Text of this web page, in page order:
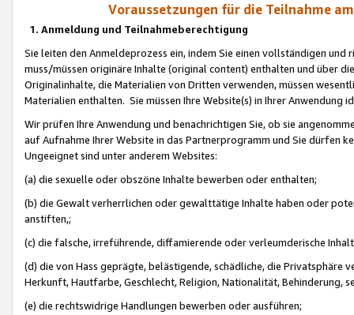
Voraussetzungen für die Teilnahme
1. Anmeldung und Teilnahmeberechtigung
Sie leiten den Anmeldeprozess ein, indem Sie einen vollständigen
muss/müssen originäre Inhalte (original content) enthalten und über
Originalinhalte, die Materialien von Dritten verwenden, müssen
Materialien enthalten. Sie müssen Ihre Website(s) in Ihrer Anwendung
Wir prüfen Ihre Anwendung und benachrichtigen Sie, ob sie
auf Aufnahme Ihrer Website in das Partnerprogramm und Sie dürfen
Ungeeignet sind unter anderem Websites:
(a) die sexuelle oder obszöne Inhalte bewerben oder enthalten;
(b) die Gewalt verherrlichen oder gewalttätige Inhalte haben oder
anstiften,;
(c) die falsche, irreführende, diffamierende oder verleumderische
(d) die von Hass geprägte, belästigende, schädliche, die Privatsphäre
Herkunft, Hautfarbe, Geschlecht, Religion, Nationalität, Behinderung,
(e) die rechtswidrige Handlungen bewerben oder ausführen;